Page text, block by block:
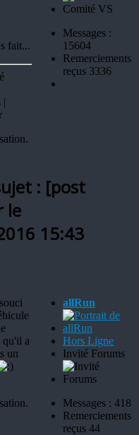
fait...
|
Messages :
15604
Remerciements
reçus 3336
: [post
le
15:43
qu'il a
un
allRun
Hors Ligne
Invité Forums
Messages : 418
Remerciements
reçus 44